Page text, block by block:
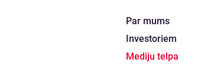
Par mums
Investoriem
Mediju telpa